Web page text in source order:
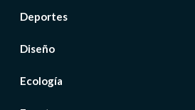
Deportes
Diseño
Ecología